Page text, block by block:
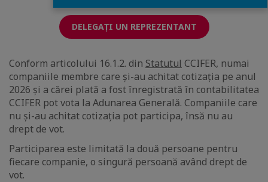
DELEGAȚI UN REPREZENTANT
Conform articolului 16.1.2. din Statutul CCIFER, numai
companiile membre care și-au achitat cotizația pe anul
2026 și a cărei plată a fost înregistrată în contabilitatea
CCIFER pot vota la Adunarea Generală. Companiile care
nu și-au achitat cotizația pot participa, însă nu au
drept de vot.
Participarea este limitată la două persoane pentru
fiecare companie, o singură persoană având drept de
vot.